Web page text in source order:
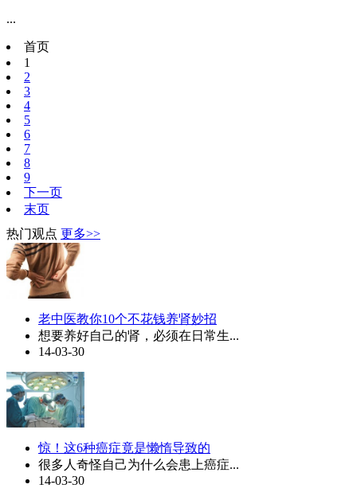
...
首页
1
2
3
4
5
6
7
8
9
下一页
末页
热门观点 更多>>
老中医教你10个不花钱养肾妙招
想要养好自己的肾，必须在日常生...
14-03-30
惊！这6种癌症竟是懒惰导致的
很多人奇怪自己为什么会患上癌症...
14-03-30